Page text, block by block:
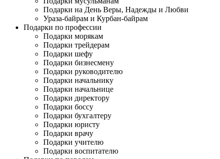
Подарки на День Веры, Надежды и Любви
Ураза-байрам и Курбан-байрам
Подарки по профессии
Подарки морякам
Подарки трейдерам
Подарки шефу
Подарки бизнесмену
Подарки руководителю
Подарки начальнику
Подарки начальнице
Подарки директору
Подарки боссу
Подарки бухгалтеру
Подарки юристу
Подарки врачу
Подарки учителю
Подарки воспитателю